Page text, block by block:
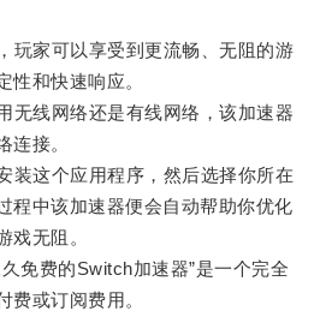
家可以享受到更流畅、无阻的游
性和快速响应。
线网络还是有线网络，该加速器
连接。
这个应用程序，然后选择你所在
程中该加速器便会自动帮助你优化
戏无阻。
费的Switch加速器”是一个完全
费或订阅费用。